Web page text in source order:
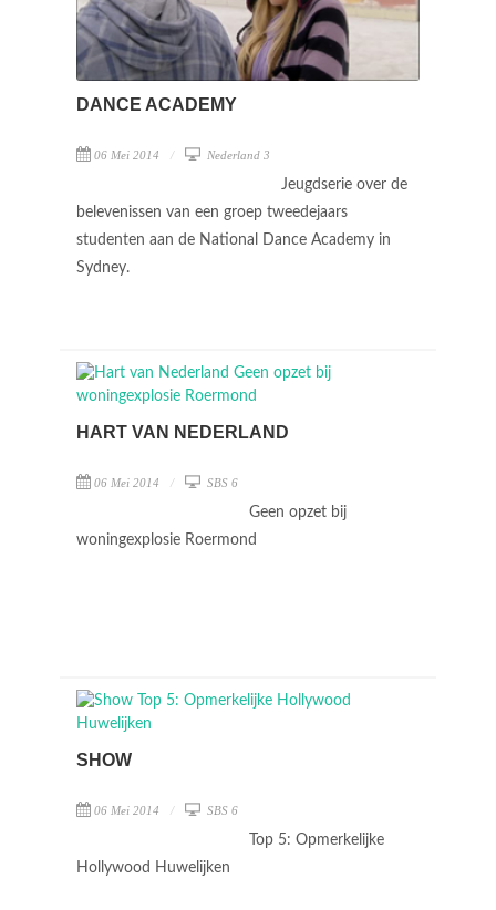
DANCE ACADEMY
06 Mei 2014 Nederland 3
Jeugdserie over de
belevenissen van een groep tweedejaars
studenten aan de National Dance Academy in
Sydney.
HART VAN NEDERLAND
06 Mei 2014 SBS 6
Geen opzet bij
woningexplosie Roermond
SHOW
06 Mei 2014 SBS 6
Top 5: Opmerkelijke
Hollywood Huwelijken